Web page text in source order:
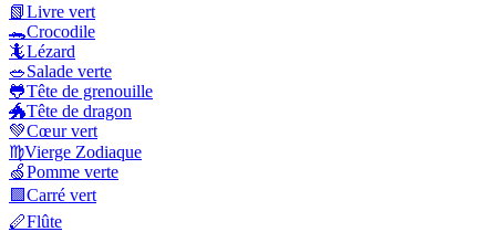
📗Livre vert
🐊Crocodile
🦎Lézard
🥗Salade verte
🐸Tête de grenouille
🐲Tête de dragon
💚Cœur vert
♍Vierge Zodiaque
🍏Pomme verte
🟩Carré vert
🪈Flûte